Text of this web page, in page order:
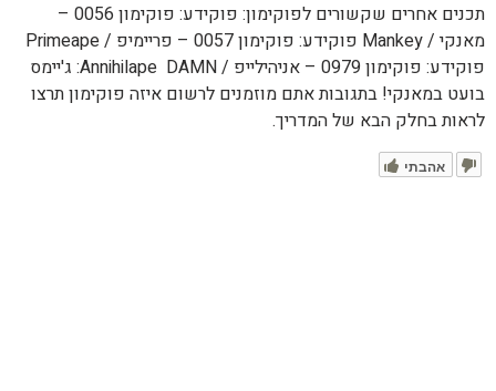
תכנים אחרים שקשורים לפוקימון: פוקידע: פוקימון 0056 –
מאנקי / Mankey פוקידע: פוקימון 0057 – פריימיפ / Primeape
פוקידע: פוקימון 0979 – אניהילייפ / Annihilape DAMN: ג'יימס
בועט במאנקי! בתגובות אתם מוזמנים לרשום איזה פוקימון תרצו
לראות בחלק הבא של המדריך.
אהבתי